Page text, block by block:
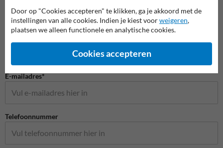
Bedrijfsnaam
E-mailadres*
Telefoonnummer
Door op "Cookies accepteren" te klikken, ga je akkoord met de
instellingen van alle cookies. Indien je kiest voorweigeren,
plaatsen we alleen functionele en analytische cookies.
Cookies accepteren